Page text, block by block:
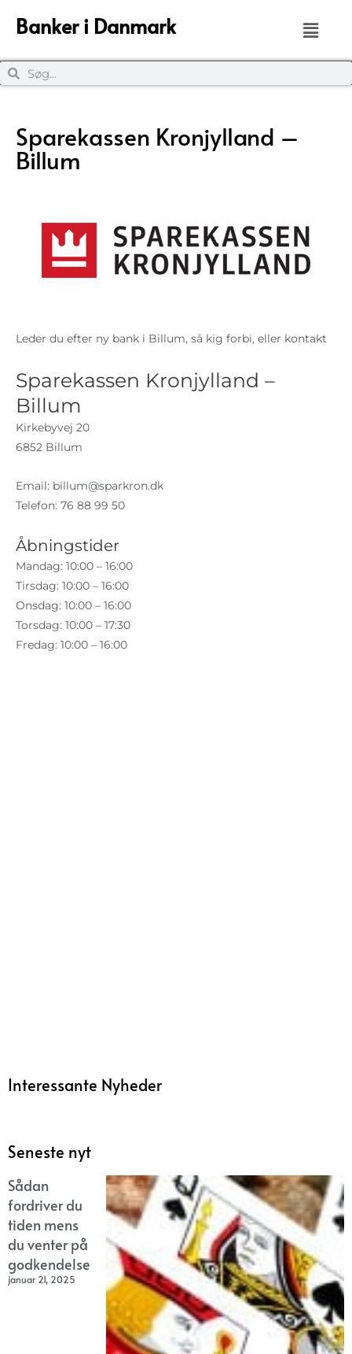
Banker i Danmark
Sparekassen Kronjylland –
Billum
Leder du efter ny bank i Billum, så kig forbi, eller kontakt
Sparekassen Kronjylland –
Billum
Kirkebyvej 20
6852 Billum
Email: billum@sparkron.dk
Telefon: 76 88 99 50
Åbningstider
Mandag: 10:00 – 16:00
Tirsdag: 10:00 – 16:00
Onsdag: 10:00 – 16:00
Torsdag: 10:00 – 17:30
Fredag: 10:00 – 16:00
Interessante Nyheder
Seneste nyt
Sådan
fordriver du
tiden mens
du venter på
godkendelse
januar 21, 2025